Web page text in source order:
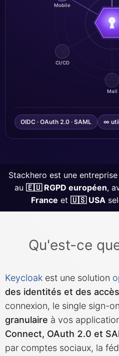
GitLab
GitLab Runner
Graylog
Kafka
Keycloak
Kubernetes
Kubernetes Node
MariaDB
Matomo
Mail
CI/CD
Mobile
OIDC · OAuth 2.0 · SAML ∞
Stackhero est une entreprise
au 🇪🇺 RGPD européen,
France et 🇺🇸 USA
Qu'est-ce
Keycloak est une solution
des identités et des accès
connexion, le single sign-
granulaire à vos
Connect, OAuth 2.0 et
par comptes sociaux, la